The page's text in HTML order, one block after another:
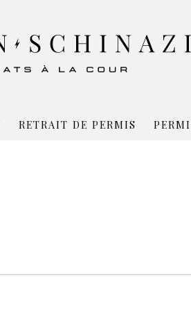
RETRAIT DE PERMIS